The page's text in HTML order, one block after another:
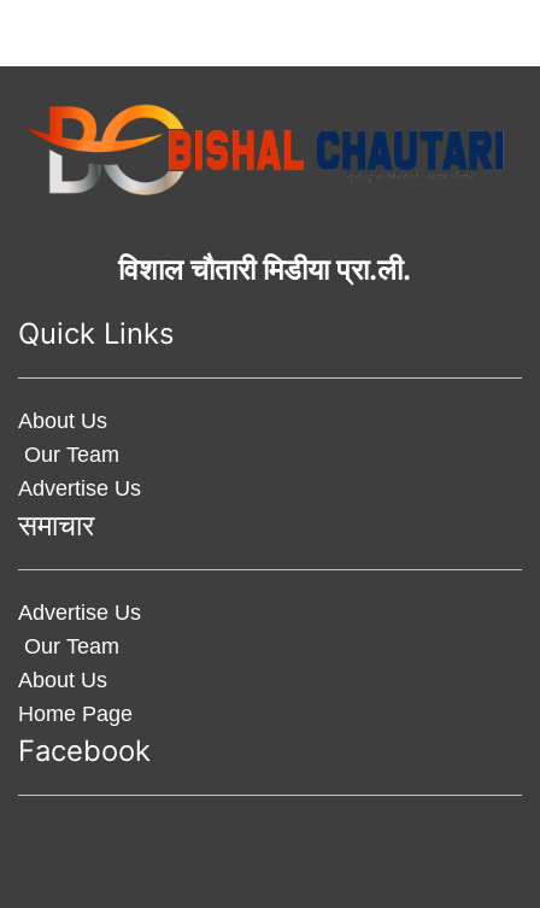
विशाल चौतारी मिडीया प्रा.ली.
Quick Links
About Us
Our Team
Advertise Us
समाचार
Advertise Us
Our Team
About Us
Home Page
Facebook